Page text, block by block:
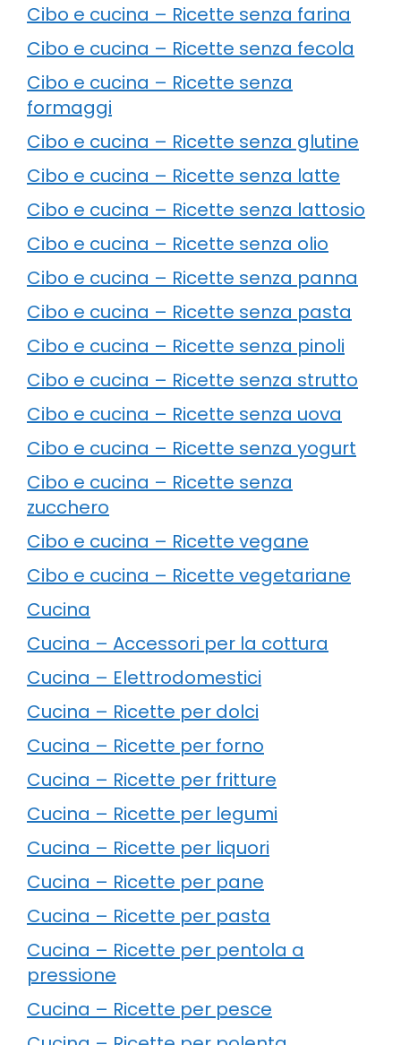
Cibo e cucina – Ricette senza farina
Cibo e cucina – Ricette senza fecola
Cibo e cucina – Ricette senza
formaggi
Cibo e cucina – Ricette senza glutine
Cibo e cucina – Ricette senza latte
Cibo e cucina – Ricette senza lattosio
Cibo e cucina – Ricette senza olio
Cibo e cucina – Ricette senza panna
Cibo e cucina – Ricette senza pasta
Cibo e cucina – Ricette senza pinoli
Cibo e cucina – Ricette senza strutto
Cibo e cucina – Ricette senza uova
Cibo e cucina – Ricette senza yogurt
Cibo e cucina – Ricette senza
zucchero
Cibo e cucina – Ricette vegane
Cibo e cucina – Ricette vegetariane
Cucina
Cucina – Accessori per la cottura
Cucina – Elettrodomestici
Cucina – Ricette per dolci
Cucina – Ricette per forno
Cucina – Ricette per fritture
Cucina – Ricette per legumi
Cucina – Ricette per liquori
Cucina – Ricette per pane
Cucina – Ricette per pasta
Cucina – Ricette per pentola a
pressione
Cucina – Ricette per pesce